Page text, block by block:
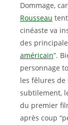
Dommage,
Rousseau
cinéaste va
des
américain”.
personnage
les fêlures de
subtilement,
du premier
après coup